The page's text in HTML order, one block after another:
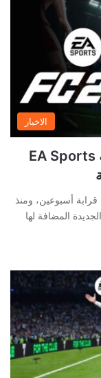
الاخبار
تعرف على نسب مبيعات لعبة EA Sports
مضى على إطلاق لعبة EA Sports FC 25 قرابة أسبوعين، ومنذ
المضافة لها